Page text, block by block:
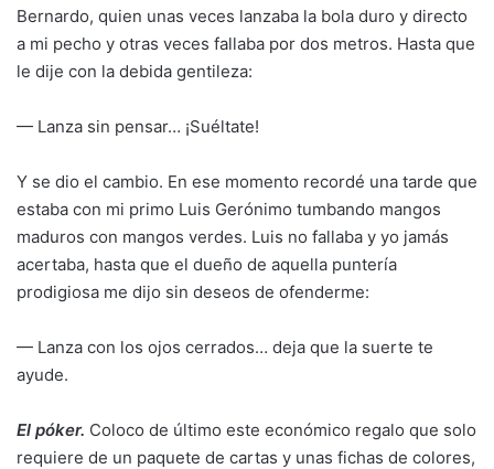
Bernardo, quien unas veces lanzaba la bola duro y directo
a mi pecho y otras veces fallaba por dos metros. Hasta que
le dije con la debida gentileza:
— Lanza sin pensar… ¡Suéltate!
Y se dio el cambio. En ese momento recordé una tarde que
estaba con mi primo Luis Gerónimo tumbando mangos
maduros con mangos verdes. Luis no fallaba y yo jamás
acertaba, hasta que el dueño de aquella puntería
prodigiosa me dijo sin deseos de ofenderme:
— Lanza con los ojos cerrados… deja que la suerte te
ayude.
El póker. Coloco de último este económico regalo que solo
requiere de un paquete de cartas y unas fichas de colores,